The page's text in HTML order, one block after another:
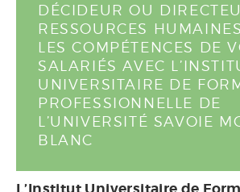
DÉCIDEUR OU
RESSOURCES
LES COMPÉTENCES DE
SALARIÉS AVEC
UNIVERSITAIRE DE
PROFESSIONNELLE DE
L’UNIVERSITÉ SAVOIE
BLANC